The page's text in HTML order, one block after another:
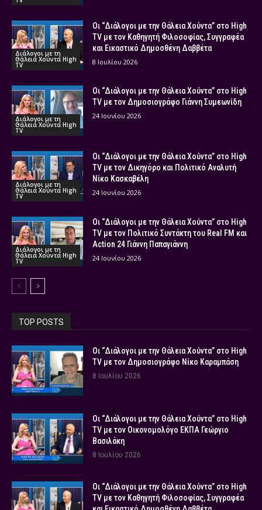
Διάλογοι με τη
Θάλεια Χούντα High
TV
Οι “Διάλογοι με την Θάλεια Χούντα” στο High
TV με τον Καθηγητή Φιλοσοφίας, Συγγραφέα
και Εικαστικό Δημοσθένη Δαββέτα
8 Ιουλίου 2026
Διάλογοι με τη
Θάλεια Χούντα High
TV
Οι “Διάλογοι με την Θάλεια Χούντα” στο High
TV με τον Δημοσιογράφο Γιάννη Συμεωνίδη
24 Ιουνίου 2026
Διάλογοι με τη
Θάλεια Χούντα High
TV
Οι “Διάλογοι με την Θάλεια Χούντα” στο High
TV με τον Δικηγόρο και Πολιτικό Αναλυτή
Νίκο Κασκαβέλη
24 Ιουνίου 2026
Διάλογοι με τη
Θάλεια Χούντα High
TV
Οι “Διάλογοι με την Θάλεια Χούντα” στο High
TV με τον Πολιτικό Συντάκτη του Real FM και
Action 24 Γιάννη Παπαγιάννη
24 Ιουνίου 2026
TOP POSTS
Οι “Διάλογοι με την Θάλεια Χούντα” στο High
TV με τον Δημοσιογράφο Νίκο Καραμπάση
8 Ιουλίου 2026
Οι “Διάλογοι με την Θάλεια Χούντα” στο High
TV με τον Οικονομολόγο ΕΚΠΑ Γεώργιο
Βασιλάκη
8 Ιουλίου 2026
Οι “Διάλογοι με την Θάλεια Χούντα” στο High
TV με τον Καθηγητή Φιλοσοφίας, Συγγραφέα